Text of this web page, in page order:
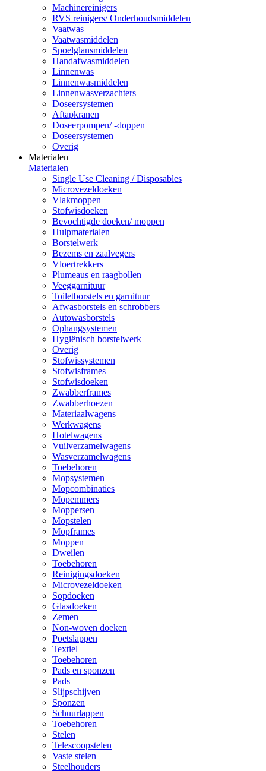
Machinereinigers
RVS reinigers/ Onderhoudsmiddelen
Vaatwas
Vaatwasmiddelen
Spoelglansmiddelen
Handafwasmiddelen
Linnenwas
Linnenwasmiddelen
Linnenwasverzachters
Doseersystemen
Aftapkranen
Doseerpompen/ -doppen
Doseersystemen
Overig
Materialen
Materialen
Single Use Cleaning / Disposables
Microvezeldoeken
Vlakmoppen
Stofwisdoeken
Bevochtigde doeken/ moppen
Hulpmaterialen
Borstelwerk
Bezems en zaalvegers
Vloertrekkers
Plumeaus en raagbollen
Veeggarnituur
Toiletborstels en garnituur
Afwasborstels en schrobbers
Autowasborstels
Ophangsystemen
Hygiënisch borstelwerk
Overig
Stofwissystemen
Stofwisframes
Stofwisdoeken
Zwabberframes
Zwabberhoezen
Materiaalwagens
Werkwagens
Hotelwagens
Vuilverzamelwagens
Wasverzamelwagens
Toebehoren
Mopsystemen
Mopcombinaties
Mopemmers
Moppersen
Mopstelen
Mopframes
Moppen
Dweilen
Toebehoren
Reinigingsdoeken
Microvezeldoeken
Sopdoeken
Glasdoeken
Zemen
Non-woven doeken
Poetslappen
Textiel
Toebehoren
Pads en sponzen
Pads
Slijpschijven
Sponzen
Schuurlappen
Toebehoren
Stelen
Telescoopstelen
Vaste stelen
Steelhouders